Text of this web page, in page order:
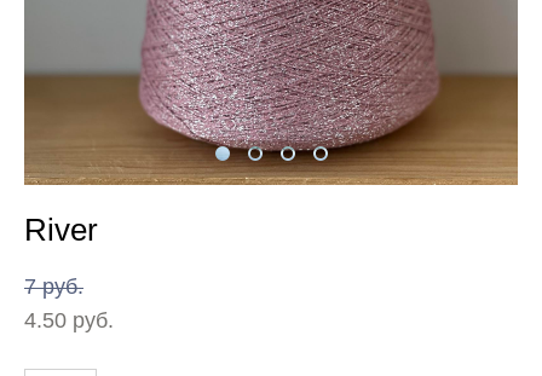
River
7 pуб.
4.50 pуб.